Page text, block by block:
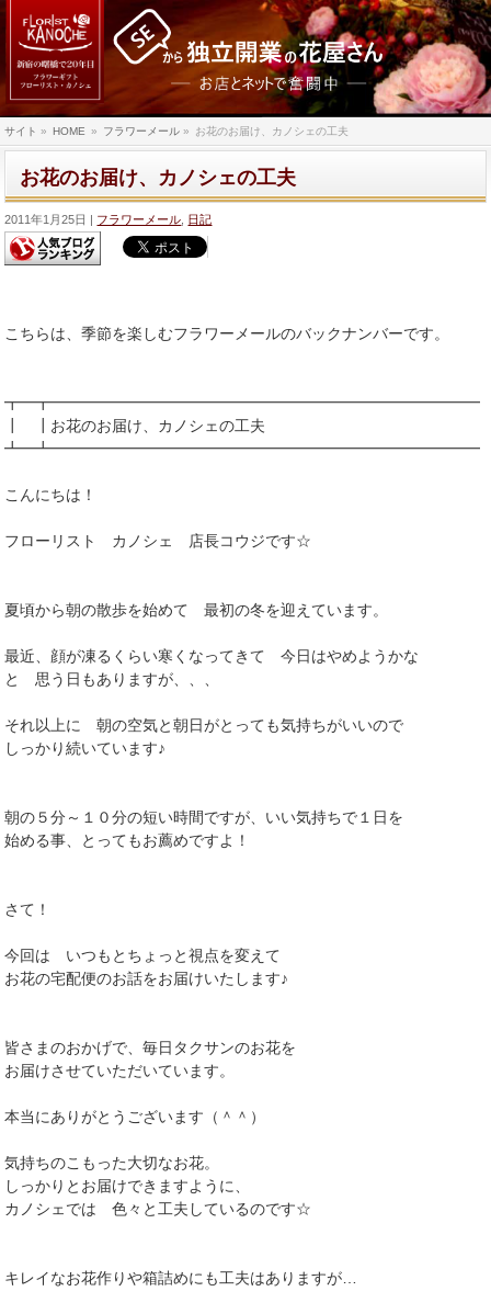
サイト » HOME » フラワーメール » お花のお届け、カノシェの工夫
お花のお届け、カノシェの工夫
2011年1月25日 フラワーメール 日記
こちらは、季節を楽しむフラワーメールのバックナンバーです。
┳━┳━━━━━━━━━━━━━━━━━━━━━━━━━━━━
┃ ┃お花のお届け、カノシェの工夫
┻━┻━━━━━━━━━━━━━━━━━━━━━━━━━━━━
こんにちは！
フローリスト カノシェ 店長コウジです☆
夏頃から朝の散歩を始めて 最初の冬を迎えています。
最近、顔が凍るくらい寒くなってきて 今日はやめようかな
と 思う日もありますが、、、
それ以上に 朝の空気と朝日がとっても気持ちがいいので
しっかり続いています♪
朝の５分～１０分の短い時間ですが、いい気持ちで１日を
始める事、とってもお薦めですよ！
さて！
今回は いつもとちょっと視点を変えて
お花の宅配便のお話をお届けいたします♪
皆さまのおかげで、毎日タクサンのお花を
お届けさせていただいています。
本当にありがとうございます（＾＾）
気持ちのこもった大切なお花。
しっかりとお届けできますように、
カノシェでは 色々と工夫しているのです☆
キレイなお花作りや箱詰めにも工夫はありますが…